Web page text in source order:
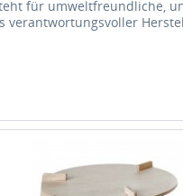
für umweltfreundliche,
verantwortungsvoller